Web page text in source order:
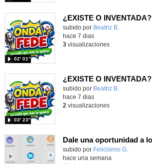
¿EXISTE O INVENTADA?
Contenido educativo.
subido por Beatriz B.
02′ 01″
hace 7 dias
3visualizaciones
¿EXISTE O INVENTADA?
Contenido educativo.
subido por Beatriz B.
03′ 23″
hace 7 dias
2 visualizaciones
Contenido educativo.
subido por Felicisimo G.
hace una semana